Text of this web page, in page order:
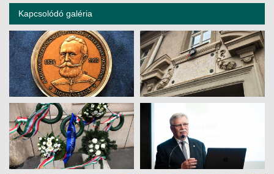
Kapcsolódó galéria